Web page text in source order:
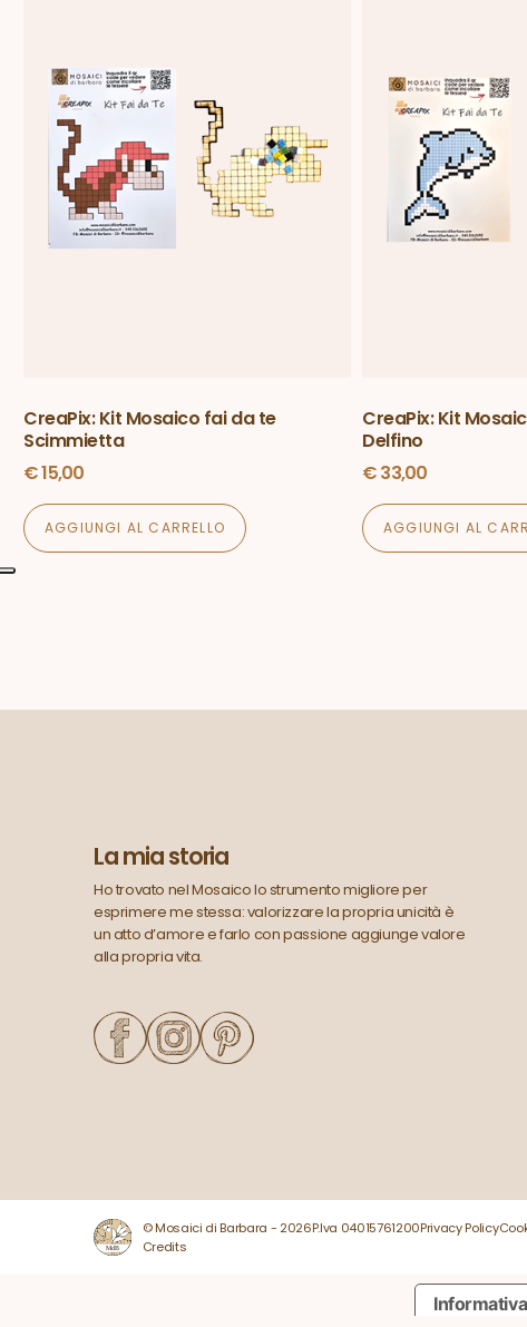
CreaPix: Kit Mosaico fai da te
Scimmietta
€15,00
AGGIUNGI AL CARRELLO
CreaPix: Kit
Delfino
€33,00
AGGIUNGI AL
La mia storia
Ho trovato nel Mosaico lo strumento migliore per
esprimere me stessa: valorizzare la propria unicità è
un atto d’amore e farlo con passione aggiunge valore
alla propria vita.
© Mosaici di Barbara - 2026P.Iva 04015761200Privacy Policy
Credits